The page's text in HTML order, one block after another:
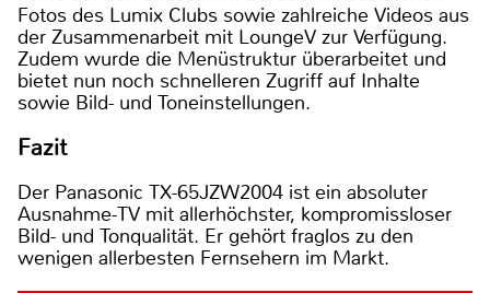
Fotos des Lumix Clubs sowie zahlreiche Videos aus
der Zusammenarbeit mit LoungeV zur Verfügung.
Zudem wurde die Menüstruktur überarbeitet und
bietet nun noch schnelleren Zugriff auf Inhalte
sowie Bild- und Toneinstellungen.
Fazit
Der Panasonic TX-65JZW2004 ist ein absoluter
Ausnahme-TV mit allerhöchster, kompromissloser
Bild- und Tonqualität. Er gehört fraglos zu den
wenigen allerbesten Fernsehern im Markt.